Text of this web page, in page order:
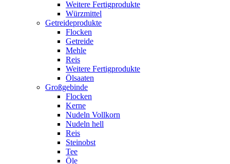
Weitere Fertigprodukte
Würzmittel
Getreideprodukte
Flocken
Getreide
Mehle
Reis
Weitere Fertigprodukte
Ölsaaten
Großgebinde
Flocken
Kerne
Nudeln Vollkorn
Nudeln hell
Reis
Steinobst
Tee
Öle